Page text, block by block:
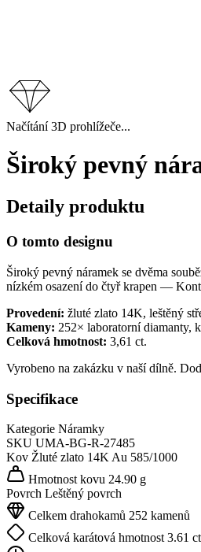
Načítání 3D prohlížeče...
Široký pevný
Detaily produktu
O tomto designu
Široký pevný náramek se dvěma
nízkém osazení do čtyř krapen —
Provedení: žluté zlato 14K, leštěný
Kameny: 252× laboratorní diamanty,
Celková hmotnost: 3,61 ct.
Vyrobeno na zakázku v naší dílně.
Specifikace
Kategorie Náramky
SKU UMA-BG-R-27485
Kov Žluté zlato 14KAu 585/1000
Hmotnost kovu 24.90 g
Povrch Leštěný povrch
Celkem drahokamů 252 kamenů
Celková karátová hmotnost 3.61 ct